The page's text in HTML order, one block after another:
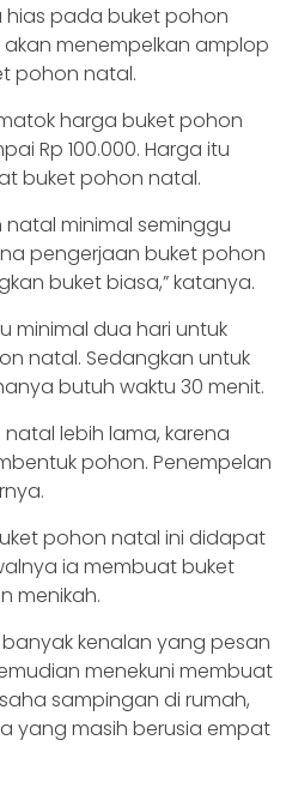
pada buket pohon
menempelkan amplop
pohon natal.
harga buket pohon
Rp 100.000. Harga itu
buket pohon natal.
minimal seminggu
pengerjaan buket pohon
buket biasa,” katanya.
minimal dua hari untuk
natal. Sedangkan untuk
butuh waktu 30 menit.
lebih lama, karena
pohon. Penempelan
pohon natal ini didapat
ia membuat buket
menikah.
kenalan yang pesan
menekuni membuat
sampingan di rumah,
yang masih berusia empat